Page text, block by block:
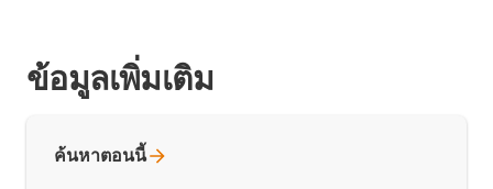
ข้อมูลเพิ่มเติม
ค้นหาตอนนี้